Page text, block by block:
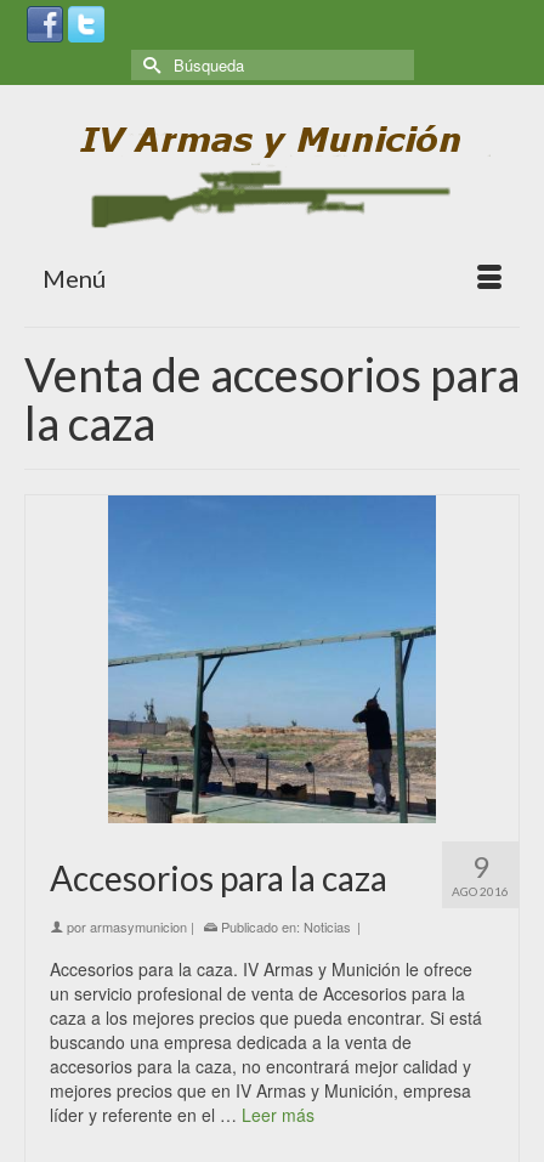
Menú
Venta de accesorios para
la caza
9
AGO 2016
Accesorios para la caza
porarmasymunicion | Publicado en: Noticias |
Accesorios para la caza. IV Armas y Munición le ofrece
un servicio profesional de venta de Accesorios para la
caza a los mejores precios que pueda encontrar. Si está
buscando una empresa dedicada a la venta de
accesorios para la caza, no encontrará mejor calidad y
mejores precios que en IV Armas y Munición, empresa
líder y referente en el … Leer más